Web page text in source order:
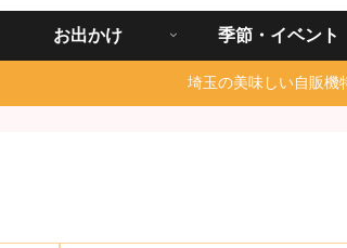
お出かけ 季節・イベント
埼玉の美味しい自販機